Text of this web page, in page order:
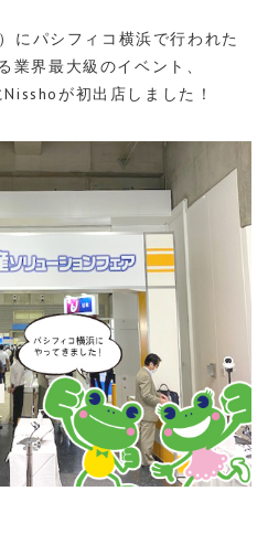
にパシフィコ横浜で行われた
業界最大級のイベント、
が初出店しました！